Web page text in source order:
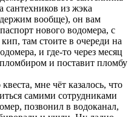
сантехников из жэка
вообще), он вам
нового водомера, с
там стоите в очереди на
и где-то через месяц
и поставит пломбу
мне чёт казалось, что
самими сотрудниками
позвонил в водоканал,